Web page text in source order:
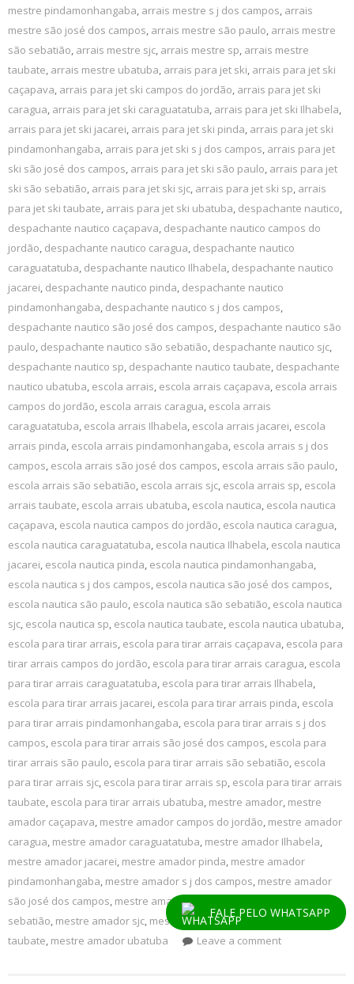
FALE PELO WHATSAPP
mestre pindamonhangaba, arrais mestre s j dos campos, arrais
mestre são josé dos campos, arrais mestre são paulo, arrais mestre
são sebatião, arrais mestre sjc, arrais mestre sp, arrais mestre
taubate, arrais mestre ubatuba, arrais para jet ski, arrais para jet ski
caçapava, arrais para jet ski campos do jordão, arrais para jet ski
caragua, arrais para jet ski caraguatatuba, arrais para jet ski Ilhabela,
arrais para jet ski jacarei, arrais para jet ski pinda, arrais para jet ski
pindamonhangaba, arrais para jet ski s j dos campos, arrais para jet
ski são josé dos campos, arrais para jet ski são paulo, arrais para jet
ski são sebatião, arrais para jet ski sjc, arrais para jet ski sp, arrais
para jet ski taubate, arrais para jet ski ubatuba, despachante nautico,
despachante nautico caçapava, despachante nautico campos do
jordão, despachante nautico caragua, despachante nautico
caraguatatuba, despachante nautico Ilhabela, despachante nautico
jacarei, despachante nautico pinda, despachante nautico
pindamonhangaba, despachante nautico s j dos campos,
despachante nautico são josé dos campos, despachante nautico são
paulo, despachante nautico são sebatião, despachante nautico sjc,
despachante nautico sp, despachante nautico taubate, despachante
nautico ubatuba, escola arrais, escola arrais caçapava, escola arrais
campos do jordão, escola arrais caragua, escola arrais
caraguatatuba, escola arrais Ilhabela, escola arrais jacarei, escola
arrais pinda, escola arrais pindamonhangaba, escola arrais s j dos
campos, escola arrais são josé dos campos, escola arrais são paulo,
escola arrais são sebatião, escola arrais sjc, escola arrais sp, escola
arrais taubate, escola arrais ubatuba, escola nautica, escola nautica
caçapava, escola nautica campos do jordão, escola nautica caragua,
escola nautica caraguatatuba, escola nautica Ilhabela, escola nautica
jacarei, escola nautica pinda, escola nautica pindamonhangaba,
escola nautica s j dos campos, escola nautica são josé dos campos,
escola nautica são paulo, escola nautica são sebatião, escola nautica
sjc, escola nautica sp, escola nautica taubate, escola nautica ubatuba,
escola para tirar arrais, escola para tirar arrais caçapava, escola para
tirar arrais campos do jordão, escola para tirar arrais caragua, escola
para tirar arrais caraguatatuba, escola para tirar arrais Ilhabela,
escola para tirar arrais jacarei, escola para tirar arrais pinda, escola
para tirar arrais pindamonhangaba, escola para tirar arrais s j dos
campos, escola para tirar arrais são josé dos campos, escola para
tirar arrais são paulo, escola para tirar arrais são sebatião, escola
para tirar arrais sjc, escola para tirar arrais sp, escola para tirar arrais
taubate, escola para tirar arrais ubatuba, mestre amador, mestre
amador caçapava, mestre amador campos do jordão, mestre amador
caragua, mestre amador caraguatatuba, mestre amador Ilhabela,
mestre amador jacarei, mestre amador pinda, mestre amador
pindamonhangaba, mestre amador s j dos campos, mestre amador
são josé dos campos, mestre amador são paulo
mestre amador são
sebatião, mestre amador sjc, mestre amador sp, mestre amador
taubate, mestre amador ubatuba Leave a comment